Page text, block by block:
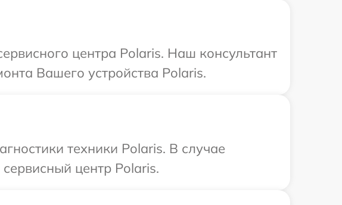
центра Polaris. Наш консультант
Вашего устройства Polaris.
техники Polaris. В случае
центр Polaris.